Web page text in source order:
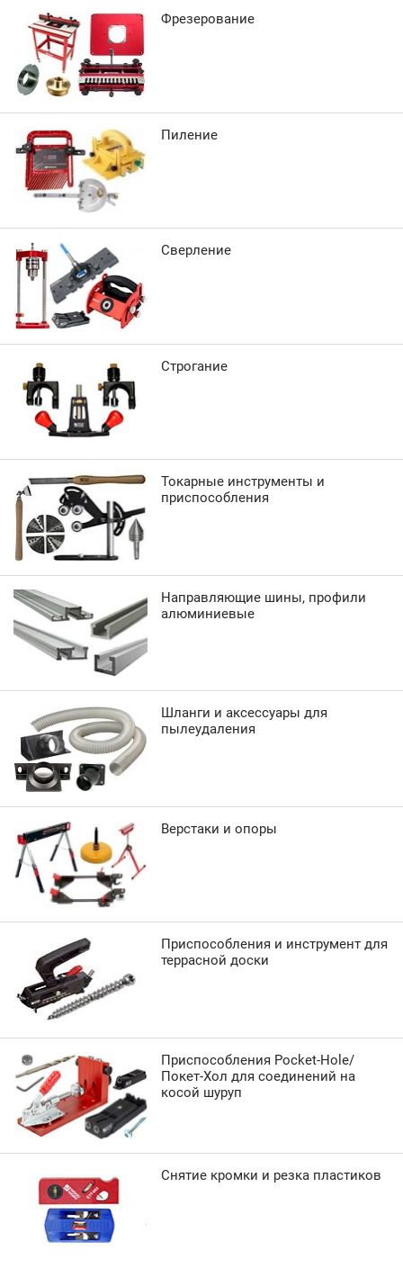
Фрезерование
Пиление
Сверление
Строгание
Токарные инструменты и
приспособления
Направляющие шины, профили
алюминиевые
Шланги и аксессуары для
пылеудаления
Верстаки и опоры
Приспособления и инструмент для
террасной доски
Приспособления Pocket-Hole/
Покет-Хол для соединений на
косой шуруп
Снятие кромки и резка пластиков